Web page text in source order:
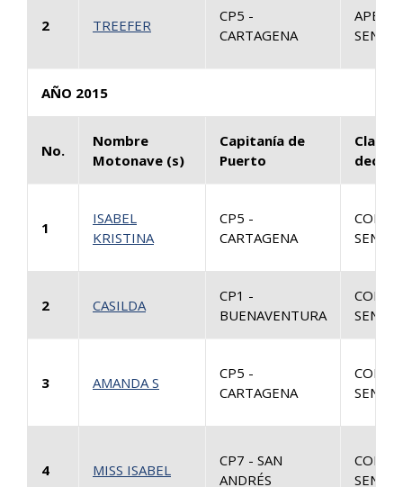
2 TREEFER
CP5 -
CARTAGENA
AÑO 2015
No.
Nombre
Motonave (s)
Capitanía de
Puerto
Clase
1
ISABEL
KRISTINA
CP5 -
CARTAGENA
2 CASILDA
CP1 -
BUENAVENTURA
3 AMANDA S
CP5 -
CARTAGENA
4 MISS ISABEL
CP7 - SAN
ANDRÉS